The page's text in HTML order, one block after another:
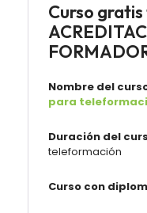
Curso
Nombre del
para
Duración del
teleformación
Curso con